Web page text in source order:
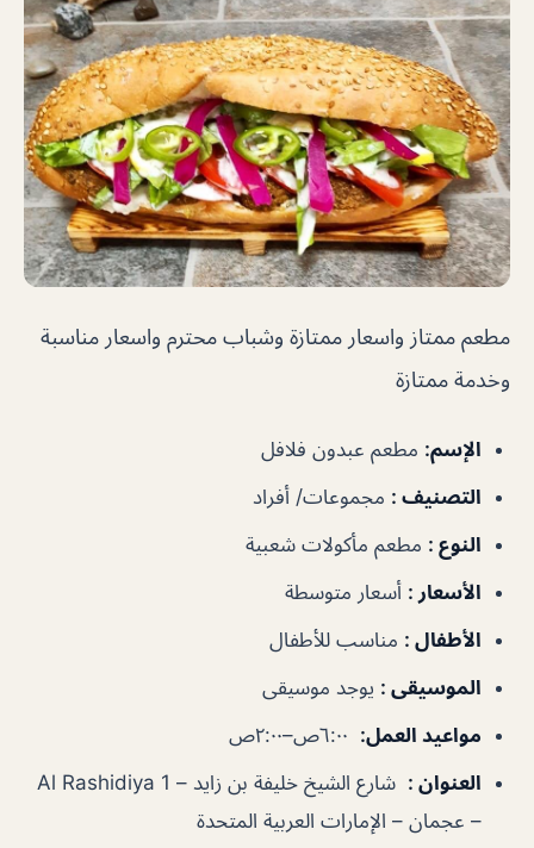
مطعم ممتاز واسعار ممتازة وشباب محترم واسعار مناسبة
وخدمة ممتازة
الإسم: مطعم عبدون فلافل
التصنيف : مجموعات/ أفراد
النوع : مطعم مأكولات شعبية
الأسعار : أسعار متوسطة
الأطفال : مناسب للأطفال
الموسيقى : يوجد موسيقى
مواعيد العمل:
العنوان :
شارع الشيخ خليفة بن زايد – Al Rashidiya 1
– عجمان – الإمارات العربية المتحدة